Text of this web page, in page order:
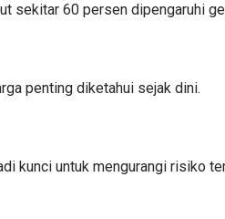
sekitar 60 persen dipengaruhi
penting diketahui sejak dini.
kunci untuk mengurangi risiko